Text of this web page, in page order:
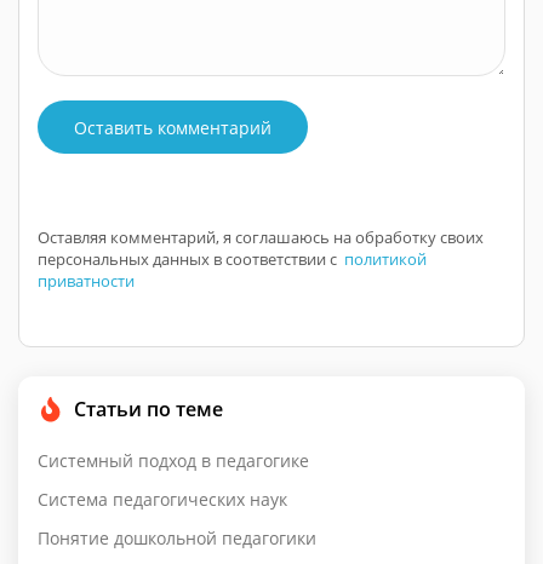
Оставить комментарий
Оставляя комментарий, я соглашаюсь на обработку своих
персональных данных в соответствии с политикой
приватности
Статьи по теме
Системный подход в педагогике
Система педагогических наук
Понятие дошкольной педагогики